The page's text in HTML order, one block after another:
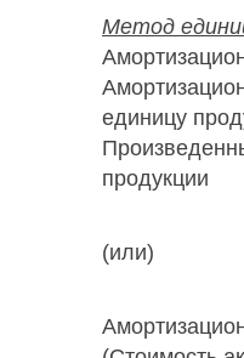
Метод
единицу
продукции
(или)